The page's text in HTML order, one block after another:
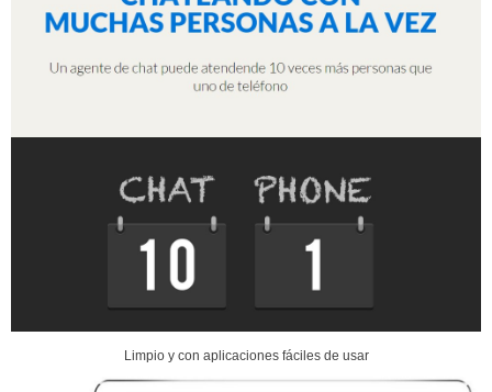
Limpio y con aplicaciones fáciles de usar